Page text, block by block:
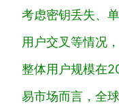
考虑密钥丢失、
用户交叉等情况
整体用户规模在
易市场而言，全